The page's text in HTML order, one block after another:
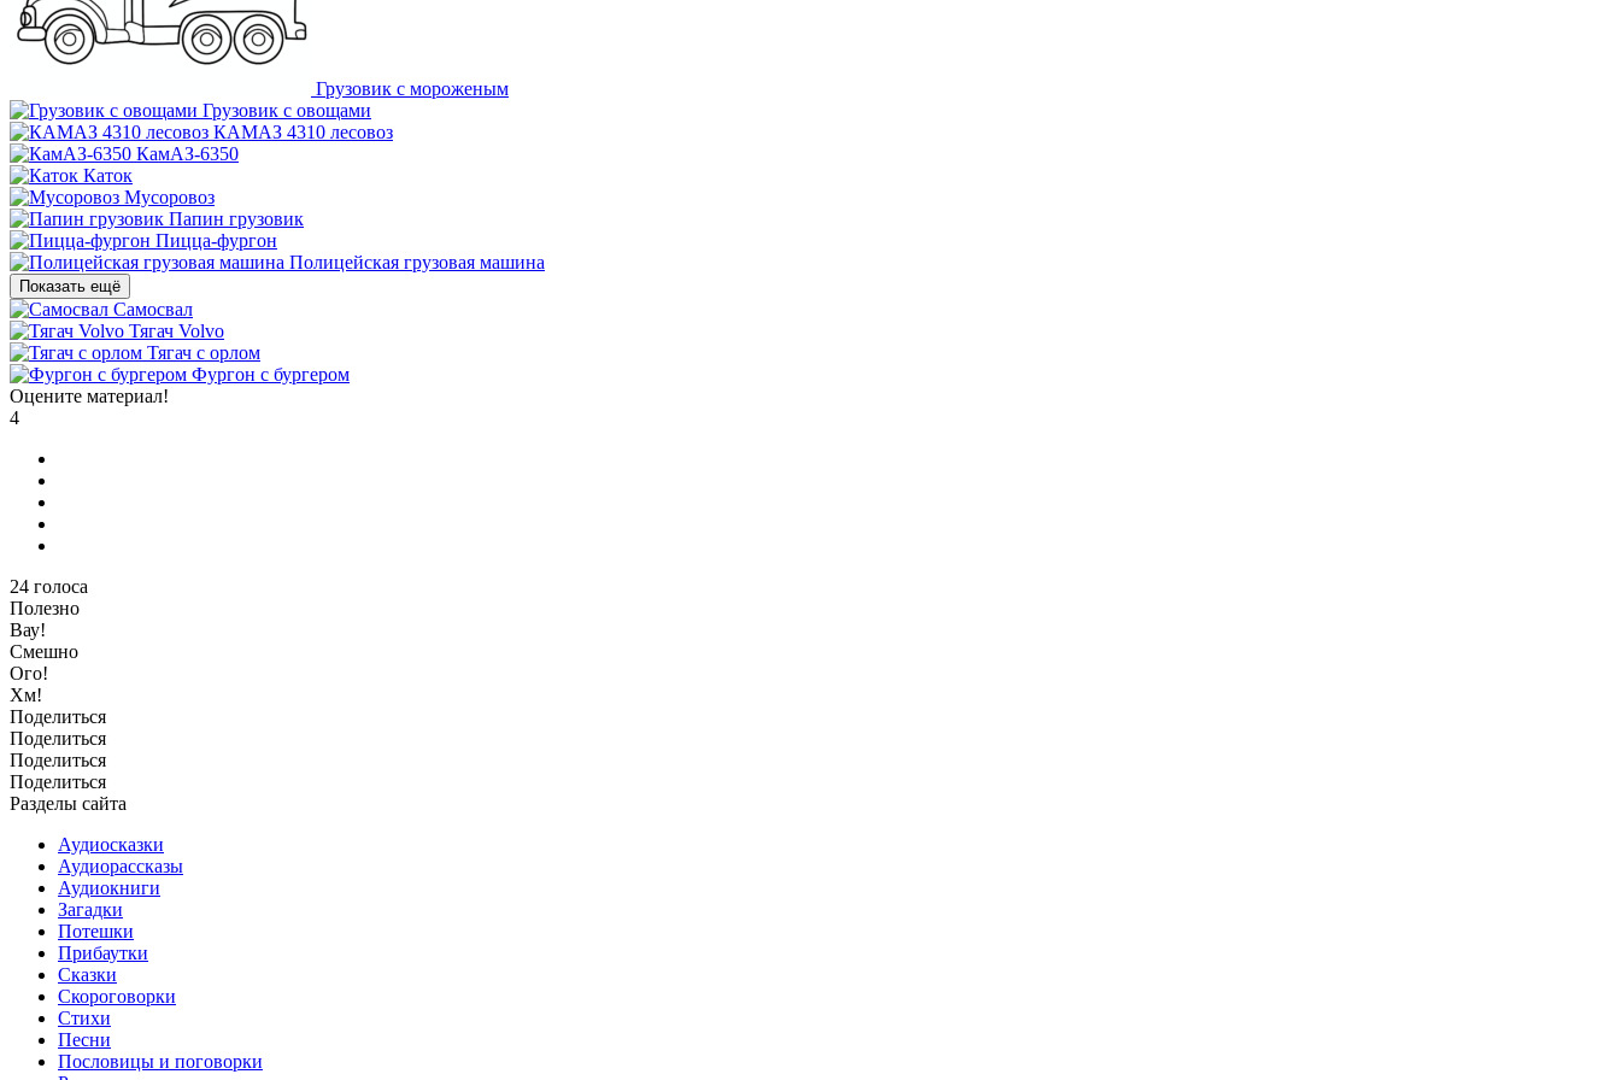
Грузовик с мороженым
Грузовик с овощами
КАМАЗ 4310 лесовоз
КамАЗ-6350
Каток
Мусоровоз
Папин грузовик
Пицца-фургон
Полицейская грузовая машина
Показать ещё
Самосвал
Тягач Volvo
Тягач с орлом
Фургон с бургером
Оцените материал!
4
24 голоса
Полезно
Вау!
Смешно
Ого!
Хм!
Поделиться
Поделиться
Поделиться
Поделиться
Разделы сайта
Аудиосказки
Аудиорассказы
Аудиокниги
Загадки
Потешки
Прибаутки
Сказки
Скороговорки
Стихи
Песни
Пословицы и поговорки